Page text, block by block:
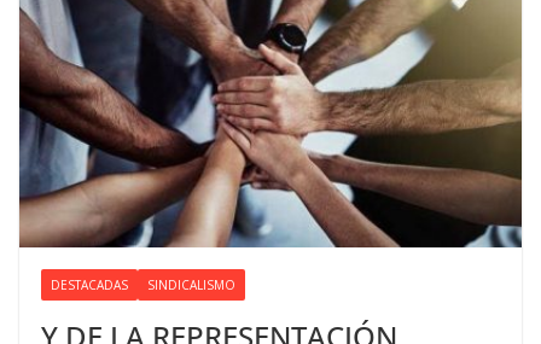
DESTACADAS SINDICALISMO